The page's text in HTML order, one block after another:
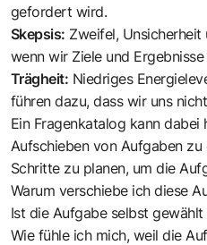
gefordert wird.
Skepsis: Zweifel,
wenn wir Ziele und
Trägheit: Niedriges
führen dazu, dass wir uns
Ein Fragenkatalog kann dabei
Aufschieben von Aufgaben
Schritte zu planen, um die
Warum verschiebe ich diese
Ist die Aufgabe selbst
Wie fühle ich mich, weil die